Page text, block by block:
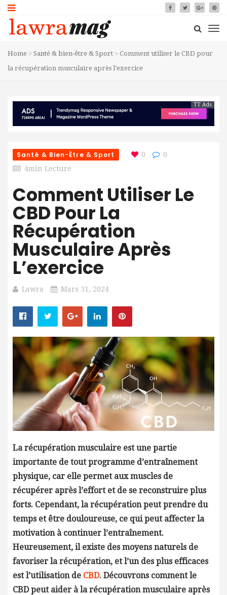
Home Santé & bien-être & Sport
Comment utiliser le CBD pour
la récupération musculaire après l’exercice
TT Ads
Santé & Bien-Être & Sport 0
0
4min Lecture
Comment Utiliser Le
CBD Pour La
Récupération
Musculaire Après
L’exercice
Lawra Mars 31, 2024
La récupération musculaire est une partie
importante de tout programme d’entraînement
physique, car elle permet aux muscles de
récupérer après l’effort et de se reconstruire plus
forts. Cependant, la récupération peut prendre du
temps et être douloureuse, ce qui peut affecter la
motivation à continuer l’entraînement.
Heureusement, il existe des moyens naturels de
favoriser la récupération, et l’un des plus efficaces
est l’utilisation de CBD. Découvrons comment le
CBD peut aider à la récupération musculaire après